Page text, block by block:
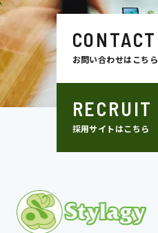
CONTACT
お問い合わせはこちら
RECRUIT
採用サイトはこちら